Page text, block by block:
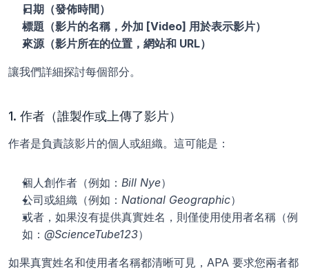
日期（發佈時間）
標題（影片的名稱，外加 [Video] 用於表示影片）
來源（影片所在的位置，網站和 URL）
讓我們詳細探討每個部分。
1. 作者（誰製作或上傳了影片）
作者是負責該影片的個人或組織。這可能是：
個人創作者（例如： Bill Nye）
公司或組織（例如： National Geographic）
或者，如果沒有提供真實姓名，則僅使用使用者名稱（例
如： @ScienceTube123）
如果真實姓名和使用者名稱都清晰可見，APA 要求您兩者都